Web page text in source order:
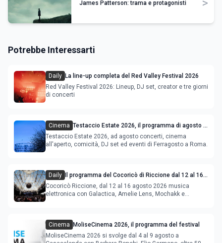
James Patterson: trama e protagonisti
>
Potrebbe Interessarti
Daily La line-up completa del Red Valley Festival 2026
Red Valley Festival 2026: Lineup, DJ set, creator e tre giorni
di concerti
Cinema Testaccio Estate 2026, il programma di agosto e
Ferragosto
Testaccio Estate 2026, ad agosto concerti, cinema
all'aperto, comicità, DJ set ed eventi di Ferragosto a Roma.
Daily Il programma del Cocoricò di Riccione dal 12 al 16
agosto 2026
Cocoricò Riccione, dal 12 al 16 agosto 2026 musica
elettronica con Galactica, Amelie Lens, Mochakk e
Cinema MoliseCinema 2026, il programma del festival
MoliseCinema 2026 si svolge dal 4 al 9 agosto a